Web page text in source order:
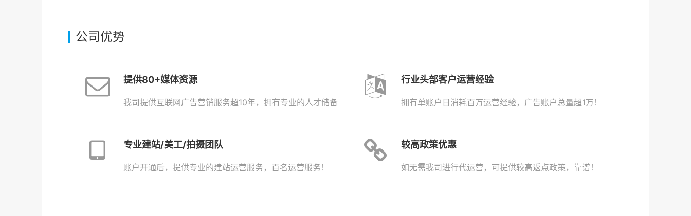
公司优势
提供80+媒体资源
我司提供互联网广告营销服务超10年，拥有专业的人才储备
行业头部客户运营经验
拥有单账户日消耗百万运营经验，广告账户总量超1万！
专业建站/美工/拍摄团队
账户开通后，提供专业的建站运营服务，百名运营服务！
较高政策优惠
如无需我司进行代运营，可提供较高返点政策，靠谱！